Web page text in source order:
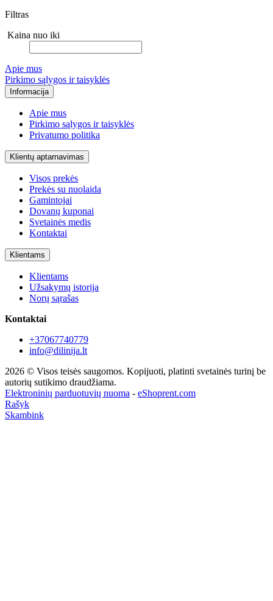
Filtras
Kaina nuo iki
Apie mus
Pirkimo sąlygos ir taisyklės
Informacija
Apie mus
Pirkimo sąlygos ir taisyklės
Privatumo politika
Klientų aptarnavimas
Visos prekės
Prekės su nuolaida
Gamintojai
Dovanų kuponai
Svetainės medis
Kontaktai
Klientams
Klientams
Užsakymų istorija
Norų sąrašas
Kontaktai
+37067740779
info@dilinija.lt
2026 © Visos teisės saugomos. Kopijuoti, platinti svetainės turinį be
autorių sutikimo draudžiama.
Elektroninių parduotuvių nuoma - eShoprent.com
Rašyk
Skambink